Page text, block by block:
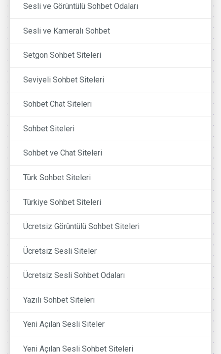
Sesli ve Görüntülü Sohbet Odaları
Sesli ve Kameralı Sohbet
Setgon Sohbet Siteleri
Seviyeli Sohbet Siteleri
Sohbet Chat Siteleri
Sohbet Siteleri
Sohbet ve Chat Siteleri
Türk Sohbet Siteleri
Türkiye Sohbet Siteleri
Ücretsiz Görüntülü Sohbet Siteleri
Ücretsiz Sesli Siteler
Ücretsiz Sesli Sohbet Odaları
Yazılı Sohbet Siteleri
Yeni Açılan Sesli Siteler
Yeni Açılan Sesli Sohbet Siteleri